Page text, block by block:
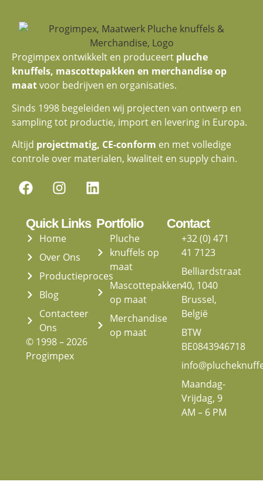
Progimpex ontwikkelt en produceert pluche
knuffels, mascottepakken en merchandise op
maatvoor bedrijven en organisaties.
Sinds 1998 begeleiden wij projecten van ontwerp en
sampling tot productie, import en levering in Europa.
Altijd projectmatig, CE-conform en met volledige
controle over materialen, kwaliteit en supply chain.
Quick Links
Home
Over Ons
Productieproces
Blog
Contacteer
Ons
© 1998 – 2026
Progimpex
Portfolio
Pluche
knuffels op
maat
Mascottepakken
op maat
Merchandise
op maat
Contact
+32 (0) 471
41 7123
Belliardstraat
40, 1040
Brussel,
België
BTW
BE0843946718
Maandag-
Vrijdag, 9
AM – 6 PM